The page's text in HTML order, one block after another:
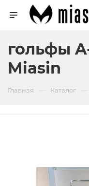
гольфы
Miasin
Главная Каталог